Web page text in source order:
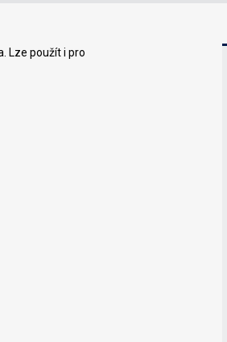
Lze použít i pro